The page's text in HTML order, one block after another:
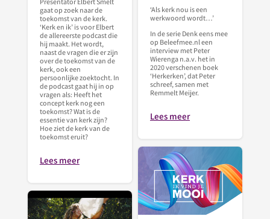
gaat op zoek naar de
toekomst van de kerk.
‘Kerk en ik’ is voor Elbert
de allereerste podcast die
hij maakt. Het wordt,
naast de vragen die er zijn
over de toekomst van de
kerk, ook een
persoonlijke zoektocht. In
de podcast gaat hij in op
vragen als: Heeft het
concept kerk nog een
toekomst? Wat is de
essentie van kerk zijn?
Hoe ziet de kerk van de
toekomst eruit?
Lees meer
‘Als kerk nou is een
werkwoord wordt…’
In de serie Denk eens mee
op Beleefmee.nl een
interview met Peter
Wierenga n.a.v. het in
2020 verschenen boek
‘Herkerken’, dat Peter
schreef, samen met
Remmelt Meijer.
Lees meer